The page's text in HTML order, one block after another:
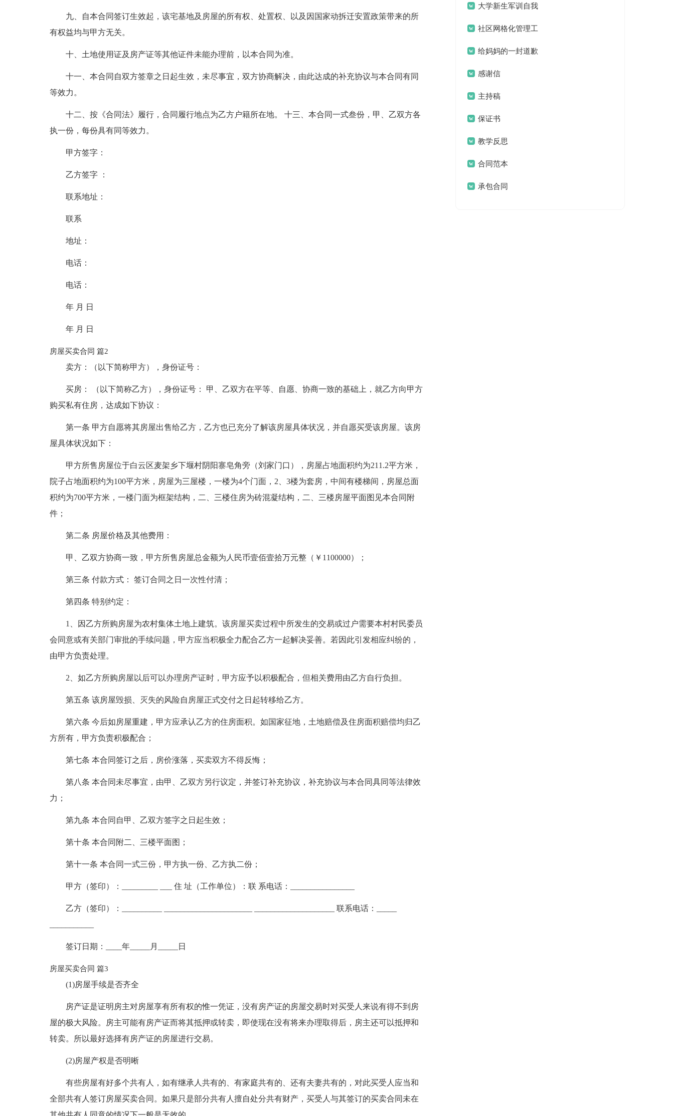
九、自本合同签订生效起，该宅基地及房屋的所有权、处置权、以及因国家动拆迁安置政策带来的所
有权益均与甲方无关。
十、土地使用证及房产证等其他证件未能办理前，以本合同为准。
十一、本合同自双方签章之日起生效，未尽事宜，双方协商解决，由此达成的补充协议与本合同有同
等效力。
十二、按《合同法》履行，合同履行地点为乙方户籍所在地。 十三、本合同一式叁份，甲、乙双方各
执一份，每份具有同等效力。
甲方签字：
乙方签字 ：
联系地址：
联系
地址：
电话：
电话：
年 月 日
年 月 日
房屋买卖合同 篇2
卖方：（以下简称甲方），身份证号：
买房： （以下简称乙方），身份证号： 甲、乙双方在平等、自愿、协商一致的基础上，就乙方向甲方
购买私有住房，达成如下协议：
第一条 甲方自愿将其房屋出售给乙方，乙方也已充分了解该房屋具体状况，并自愿买受该房屋。该房
屋具体状况如下：
甲方所售房屋位于白云区麦架乡下堰村阴阳寨皂角旁（刘家门口），房屋占地面积约为211.2平方米，
院子占地面积约为100平方米，房屋为三屋楼，一楼为4个门面，2、3楼为套房，中间有楼梯间，房屋总面
积约为700平方米，一楼门面为框架结构，二、三楼住房为砖混凝结构，二、三楼房屋平面图见本合同附
件；
第二条 房屋价格及其他费用：
甲、乙双方协商一致，甲方所售房屋总金额为人民币壹佰壹拾万元整（￥1100000）；
第三条 付款方式： 签订合同之日一次性付清；
第四条 特别约定：
1、因乙方所购房屋为农村集体土地上建筑。该房屋买卖过程中所发生的交易或过户需要本村村民委员
会同意或有关部门审批的手续问题，甲方应当积极全力配合乙方一起解决妥善。若因此引发相应纠纷的，
由甲方负责处理。
2、如乙方所购房屋以后可以办理房产证时，甲方应予以积极配合，但相关费用由乙方自行负担。
第五条 该房屋毁损、灭失的风险自房屋正式交付之日起转移给乙方。
第六条 今后如房屋重建，甲方应承认乙方的住房面积。如国家征地，土地赔偿及住房面积赔偿均归乙
方所有，甲方负责积极配合；
第七条 本合同签订之后，房价涨落，买卖双方不得反悔；
第八条 本合同未尽事宜，由甲、乙双方另行议定，并签订补充协议，补充协议与本合同具同等法律效
力；
第九条 本合同自甲、乙双方签字之日起生效；
第十条 本合同附二、三楼平面图；
第十一条 本合同一式三份，甲方执一份、乙方执二份；
甲方（签印）：_________ ___ 住 址（工作单位）：联 系电话：________________
乙方（签印）：__________ ______________________ ____________________ 联系电话：_____
签订日期：____年_____月_____日
房屋买卖合同 篇3
(1)房屋手续是否齐全
房产证是证明房主对房屋享有所有权的惟一凭证，没有房产证的房屋交易时对买受人来说有得不到房
屋的极大风险。房主可能有房产证而将其抵押或转卖，即使现在没有将来办理取得后，房主还可以抵押和
转卖。所以最好选择有房产证的房屋进行交易。
(2)房屋产权是否明晰
有些房屋有好多个共有人，如有继承人共有的、有家庭共有的、还有夫妻共有的，对此买受人应当和
全部共有人签订房屋买卖合同。如果只是部分共有人擅自处分共有财产，买受人与其签订的买卖合同未在
案 大学新生军训自我
鉴定社区网格化管理工
作总结给妈妈的一封道歉
信 感谢信
主持稿
保证书
教学反思
合同范本
承包合同